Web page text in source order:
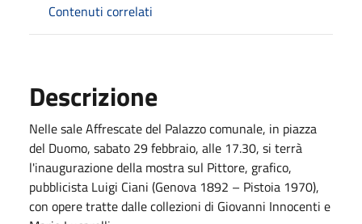
Contenuti correlati
Descrizione
Nelle sale Affrescate del Palazzo comunale, in piazza
del Duomo, sabato 29 febbraio, alle 17.30, si terrà
l'inaugurazione della mostra sul Pittore, grafico,
pubblicista Luigi Ciani (Genova 1892 – Pistoia 1970),
con opere tratte dalle collezioni di Giovanni Innocenti e